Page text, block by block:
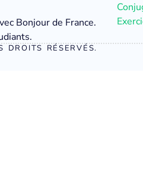
Bonjour de France.
DROITS RÉSERVÉS.